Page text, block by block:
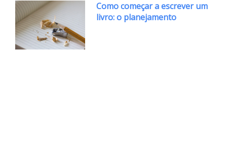
Como começar a escrever um
livro: o planejamento